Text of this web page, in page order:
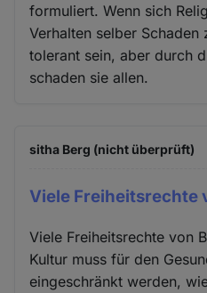
formuliert. Wenn sich
Verhalten selber Schaden
tolerant sein, aber durch
schaden sie allen.
sitha Berg (nicht überprüft)
Viele Freiheitsrechte
Viele Freiheitsrechte von
Kultur muss für den
eingeschränkt werden,